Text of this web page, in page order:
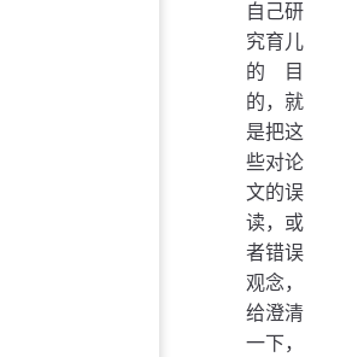
自己研
究育儿
的目
的，就
是把这
些对论
文的误
读，或
者错误
观念，
给澄清
一下，